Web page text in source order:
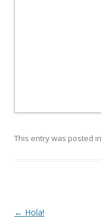
This entry was posted in
Post
← Hola!